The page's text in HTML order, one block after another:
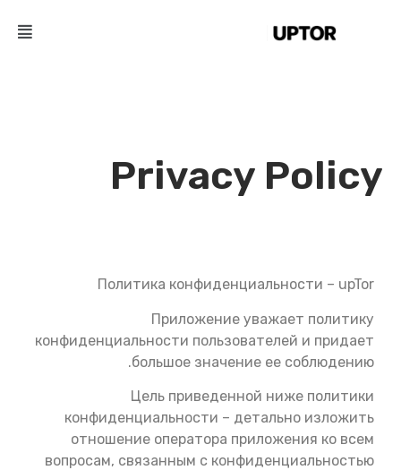
Privacy Policy
Политика конфиденциальности – upTor
Приложение уважает политику
конфиденциальности пользователей и придает
большое значение ее соблюдению.
Цель приведенной ниже политики
конфиденциальности – детально изложить
отношение оператора приложения ко всем
вопросам, связанным с конфиденциальностью